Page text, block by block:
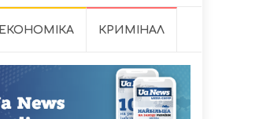
ЕКОНОМІКА КРИМІНАЛ